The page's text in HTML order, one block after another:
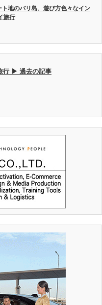
ト地のバリ島、遊び方色々なイン
旅行
行 ▶ 過去の記事